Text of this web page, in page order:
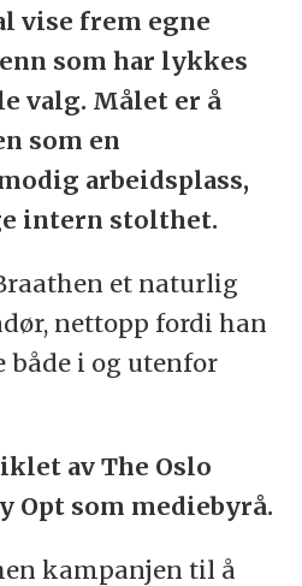
vise frem egne
som har lykkes
valg. Målet er å
som en
arbeidsplass,
intern stolthet.
et naturlig
nettopp fordi han
både i og utenfor
av The Oslo
Opt som mediebyrå.
kampanjen til å